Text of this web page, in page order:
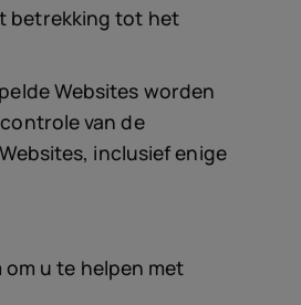
betrekking tot het
Websites worden
van de
inclusief enige
u te helpen met